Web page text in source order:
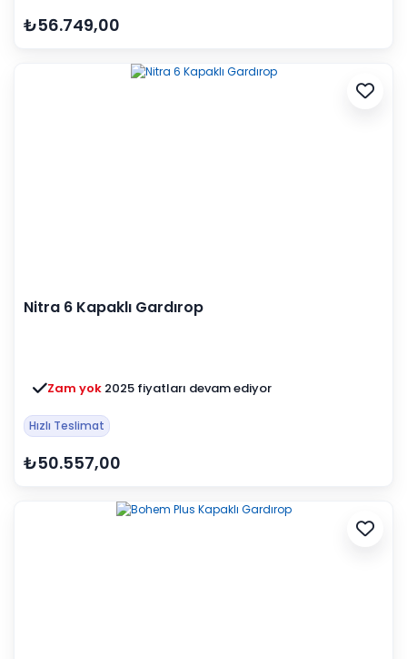
₺56.749,00
Nitra 6 Kapaklı Gardırop
Zam yok 2025 fiyatları devam ediyor
Hızlı Teslimat
₺50.557,00